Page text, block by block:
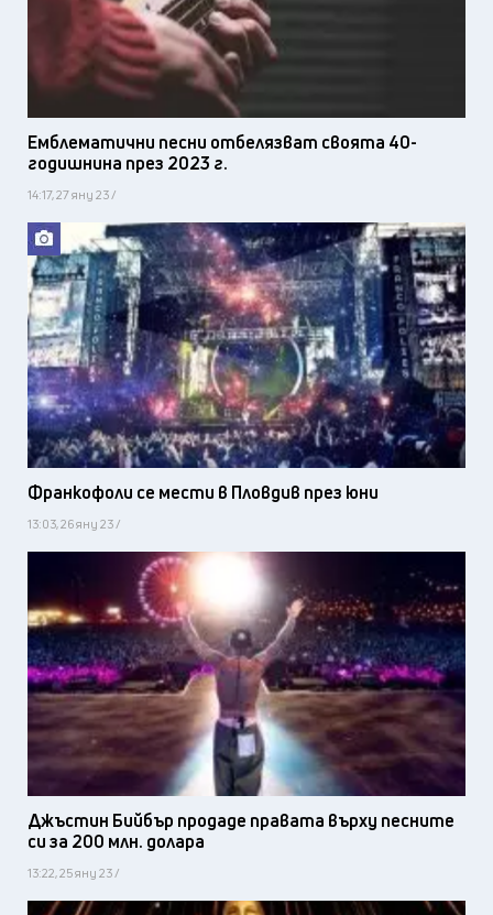
Емблематични песни отбелязват своята 40-
годишнина през 2023 г.
14:17, 27 яну 23 /
Франкофоли се мести в Пловдив през юни
13:03, 26 яну 23 /
Джъстин Бийбър продаде правата върху песните
си за 200 млн. долара
13:22, 25 яну 23 /